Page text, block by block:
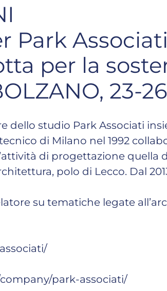
Park Associati
per la
23-
studio Park Associati
di Milano nel 1992
di progettazione
polo di Lecco. Dal
su tematiche legate
park-associati/